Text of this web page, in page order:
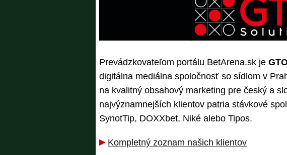
Prevádzkovateľom portálu BetArena.sk je
digitálna mediálna spoločnosť so sídlom v
na kvalitný obsahový marketing pre český a
najvýznamnejších klientov patria stávkové
SynotTip, DOXXbet, Niké alebo Tipos.
Kompletný zoznam našich klientov